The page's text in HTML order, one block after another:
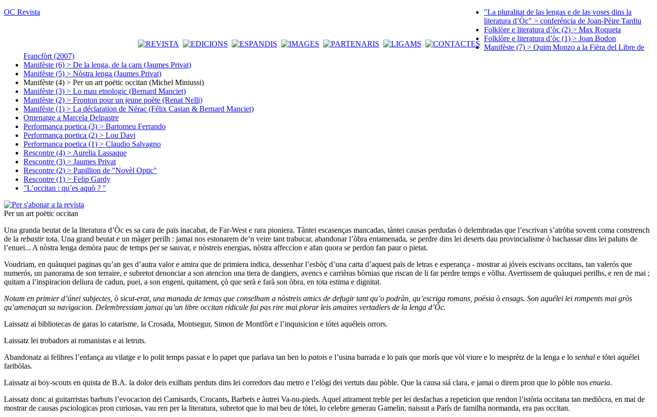
OC Revista
"La pluralitat de las lengas e de las voses dins la
literatura d’Òc" > conferéncia de Joan-Pèire Tardiu
Folklòre e literatura d’òc (2) > Max Roqueta
Folklòre e literatura d’òc (1) > Joan Bodon
Manifèste (7) > Quim Monzo a la Fièra del Libre de
Francfòrt (2007)
Manifèste (6) > De la lenga, de la carn (Jaumes Privat)
Manifèste (5) > Nòstra lenga (Jaumes Privat)
Manifèste (4) > Per un art poëtic occitan (Michel Miniussi)
Manifèste (3) > Lo mau etnologic (Bernard Manciet)
Manifèste (2) > Fronton pour un jeune poète (Renat Nelli)
Manifèste (1) > La déclaration de Nérac (Félix Castan & Bernard Manciet)
Omenatge a Marcela Delpastre
Performança poetica (3) > Bartomeu Ferrando
Performança poetica (2) > Lou Davi
Performança poetica (1) > Claudio Salvagno
Rescontre (4) > Aurelia Lassaque
Rescontre (3) > Jaumes Privat
Rescontre (2) > Papillion de "Novèl Optic"
Rescontre (1) > Felip Gardy
"L’occitan : qu’es aquò ? "
Per un art poëtic occitan
Una granda beutat de la literatura d’Òc es sa cara de païs inacabat, de Far-West e rara pioniera. Tàntei escasenças mancadas, tàntei causas perdudas ò delembradas que l’escrivan s’atròba sovent coma constrench
de la rebastirtota. Una grand beutat e un màger perilh : jamai nos estonarem de’n veire tant trabucar, abandonar l’òbra entamenada, se perdre dins lei deserts dau provincialisme ò bachassar dins lei paluns de
l’enuei... A nòstra lenga demòra pauc de temps per se sauvar, e nòstreis energias, nòstra affeccion e afan quora se perdon fan paur o pietat.
Voudriam, en quàuquei paginas qu’an ges d’autra valor e amira que de primiera indica, dessenhar l’esbòç d’una carta d’aquest païs de letras e esperança - mostrar ai jóveis escivans occitans, tan valerós que
numerós, un panorama de son terraire, e subretot denonciar a son atencion una tiera de dangiers, avencs e carrièras bòrnias que riscan de li far perdre temps e vòlha. Avertissem de quàuquei perilhs, e ren de mai ;
quitam a l’inspiracion deliura de cadun, puei, a son engeni, quitament, çò que serà e farà son òbra, en tota estima e dignitat.
Notam en primier d’únei subjectes, ò sicut-erat, una manada de temas que conselham a nòstreis amics de defugir tant qu’o podràn, qu’escriga romans, poësia ò ensags. Son aquélei lei rompents mai gròs
qu’amenaçan sa navigacion. Delembressiam jamai qu’un libre occitan ridicule fai pas rire mai plorar leis amaires vertadiers de la lenga d’Òc.
Laissatz ai bibliotecas de garas lo catarisme, la Crosada, Montsegur, Simon de Montfòrt e l’inquisicion e tótei aquéleis orrors.
Laissatz lei trobadors ai romanistas e ai letruts.
Abandonatz ai felibres l’enfança au vilatge e lo polit temps passat e lo papet que parlava tan ben lo patois e l’usina barrada e lo païs que morís que vòl viure e lo mesprètz de la lenga e lo senhal e tótei aquélei
faribòlas.
Laissatz ai boy-scouts en quista de B.A. la dolor deis exilhats perduts dins lei corredors dau metro e l’elògi dei vertuts dau pòble. Que la causa siá clara, e jamai o direm pron que lo pòble nos enueia.
Laissatz donc ai guitarristas barbuts l’evocacion dei Camisards, Crocants, Barbets e àutrei Va-nu-pieds. Aquel atirament treble per lei desfachas a repeticion que rendon l’istòria occitana tan mediòcra, en mai de
mostrar de causas psciologicas pron curiosas, vau ren per la literatura, subretot que lo mai beu de tòtei, lo celebre generau Gamelin, naissut a París de familha normanda, era pas occitan.